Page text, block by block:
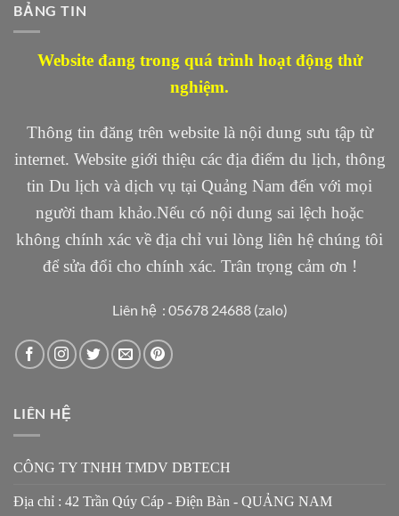
BẢNG TIN
Website đang trong quá trình hoạt động thử
nghiệm.
Thông tin đăng trên website là nội dung sưu tập từ
internet. Website giới thiệu các địa điểm du lịch, thông
tin Du lịch và dịch vụ tại Quảng Nam đến với mọi
người tham khảo.Nếu có nội dung sai lệch hoặc
không chính xác về địa chỉ vui lòng liên hệ chúng tôi
để sửa đổi cho chính xác. Trân trọng cảm ơn !
Liên hệ : 05678 24688 (zalo)
LIÊN HỆ
CÔNG TY TNHH TMDV DBTECH
Địa chỉ : 42 Trần Qúy Cáp - Điện Bàn - QUẢNG NAM